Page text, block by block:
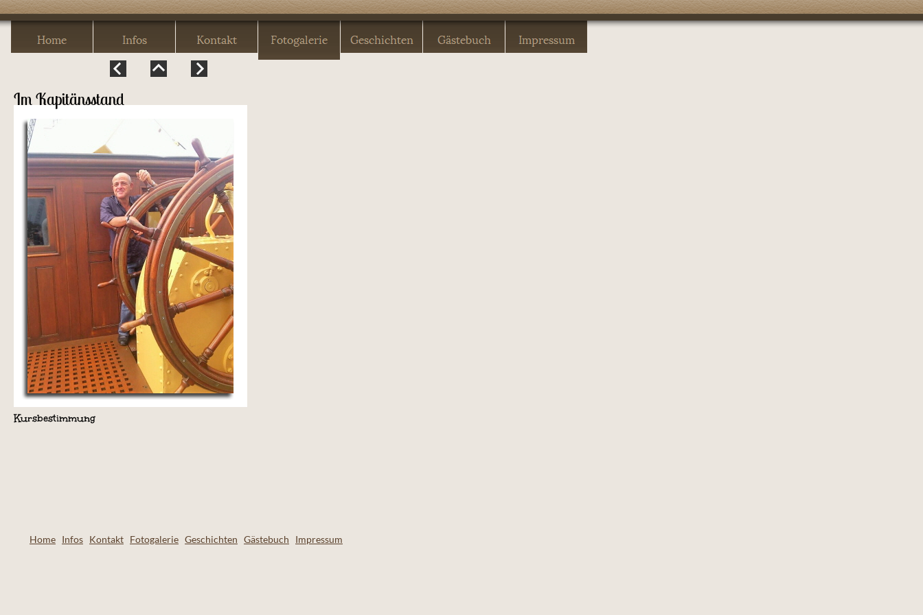
Im Kapitänsstand
Kursbestimmung
Home Infos Kontakt Fotogalerie Geschichten Gästebuch Impressum